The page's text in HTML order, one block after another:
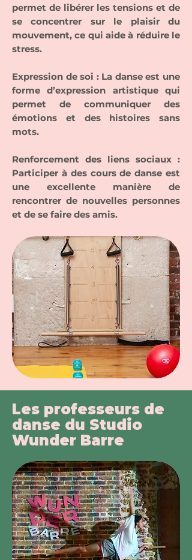
permet de libérer les tensions et de
se concentrer sur le plaisir du
mouvement, ce qui aide à réduire le
stress.
Expression de soi : La danse est une
forme d’expression artistique qui
permet de communiquer des
émotions et des histoires sans
mots.
Renforcement des liens sociaux :
Participer à des cours de danse est
une excellente manière de
rencontrer de nouvelles personnes
et de se faire des amis.
Les professeurs de
danse du Studio
Wunder Barre